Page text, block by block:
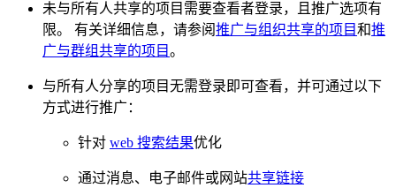
未与所有人共享的项目需要查看者登录，且推广选项有
限。 有关详细信息，请参阅推广与组织共享的项目和推
广与群组共享的项目。
与所有人分享的项目无需登录即可查看，并可通过以下
方式进行推广：
针对 web 搜索结果优化
通过消息、电子邮件或网站共享链接